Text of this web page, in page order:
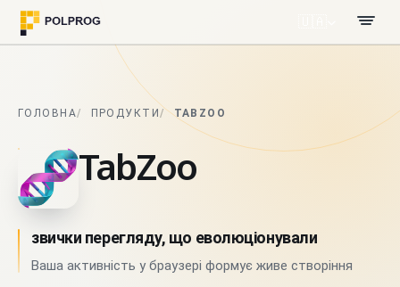
ГОЛОВНА ПРОДУКТИ TABZOO
TabZoo
звички перегляду, що еволюціонували
Ваша активність у браузері формує живе створіння